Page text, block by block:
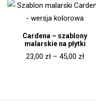
Cardena – szablony
malarskie na płytki
23,00 zł – 45,00 zł